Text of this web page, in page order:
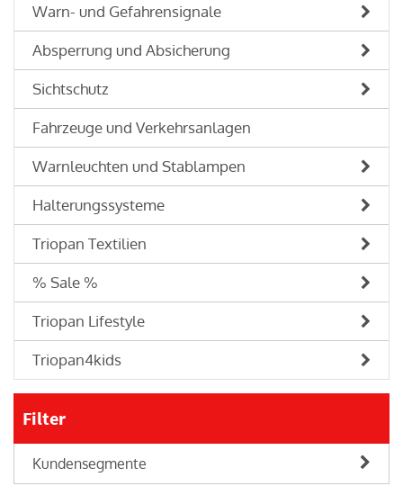
Warn- und Gefahrensignale
Absperrung und Absicherung
Sichtschutz
Fahrzeuge und Verkehrsanlagen
Warnleuchten und Stablampen
Halterungssysteme
Triopan Textilien
% Sale %
Triopan Lifestyle
Triopan4kids
Filter
Kundensegmente